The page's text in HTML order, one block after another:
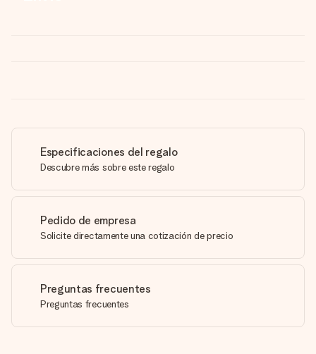
Especificaciones del regalo
Descubre más sobre este regalo
Pedido de empresa
Solicite directamente una cotización de precio
Preguntas frecuentes
Preguntas frecuentes